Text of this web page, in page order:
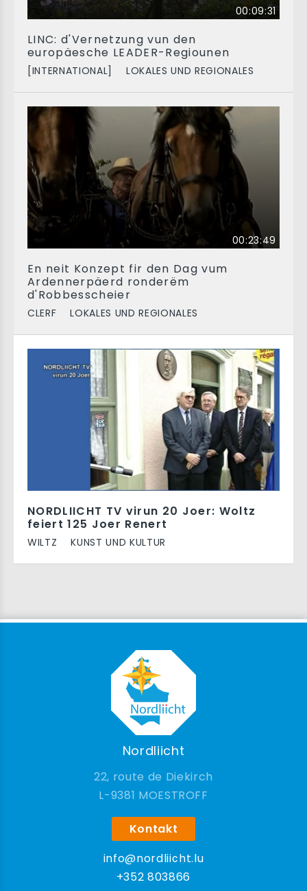
00:09:31
LINC: d'Vernetzung vun den
europäesche LEADER-Regiounen
[INTERNATIONAL] LOKALES UND REGIONALES
00:23:49
En neit Konzept fir den Dag vum
Ardennerpäerd ronderëm
d'Robbesscheier
CLERF LOKALES UND REGIONALES
NORDLIICHT TV virun 20 Joer: Woltz
feiert 125 Joer Renert
WILTZ KUNST UND KULTUR
Nordliicht
22, route de Diekirch
9381 MOESTROFF
Kontakt
info@nordliicht.lu
+352 803866